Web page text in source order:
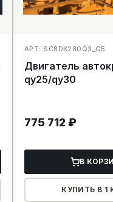
АРТ: SC8DK280Q3_G5
Двигатель
qy25/qy30
775 712₽
В
КУПИТЬ В 1